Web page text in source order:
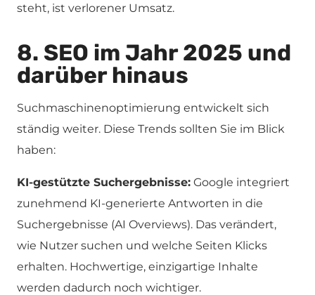
steht, ist verlorener Umsatz.
8. SEO im Jahr 2025 und
darüber hinaus
Suchmaschinenoptimierung entwickelt sich
ständig weiter. Diese Trends sollten Sie im Blick
haben:
KI-gestützte Suchergebnisse: Google integriert
zunehmend KI-generierte Antworten in die
Suchergebnisse (AI Overviews). Das verändert,
wie Nutzer suchen und welche Seiten Klicks
erhalten. Hochwertige, einzigartige Inhalte
werden dadurch noch wichtiger.